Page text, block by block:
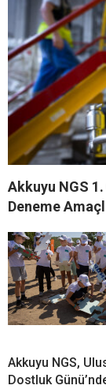
Akkuyu NGS
Deneme
Akkuyu NGS,
Dostluk